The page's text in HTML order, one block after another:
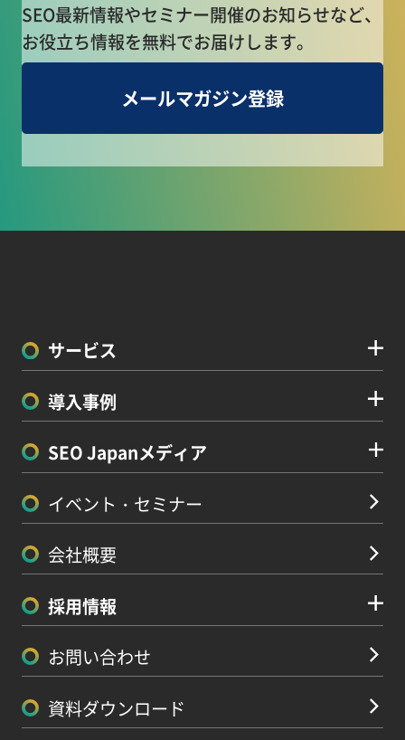
SEO最新情報やセミナー開催のお知らせなど、
お役立ち情報を無料でお届けします。
メールマガジン登録
サービス
導入事例
SEO Japanメディア
イベント・セミナー
会社概要
採用情報
お問い合わせ
資料ダウンロード